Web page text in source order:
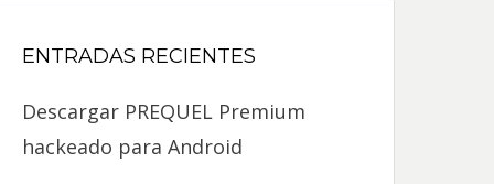
ENTRADAS RECIENTES
Descargar PREQUEL Premium
hackeado para Android